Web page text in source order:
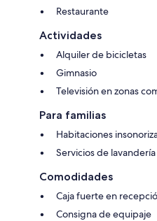
Restaurante
Actividades
Alquiler de bicicletas
Gimnasio
Televisión en zonas
Para familias
Habitaciones
Servicios de lavandería
Comodidades
Caja fuerte en
Consigna de equipaje